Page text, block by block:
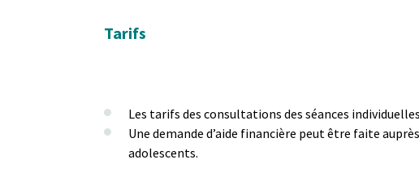
Tarifs
Les tarifs des consultations des séances
Une demande d’aide financière peut être faite
adolescents.